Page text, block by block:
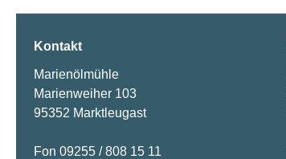
Kontakt
Marienölmühle
Marienweiher 103
95352 Marktleugast
Fon 09255 / 808 15 11